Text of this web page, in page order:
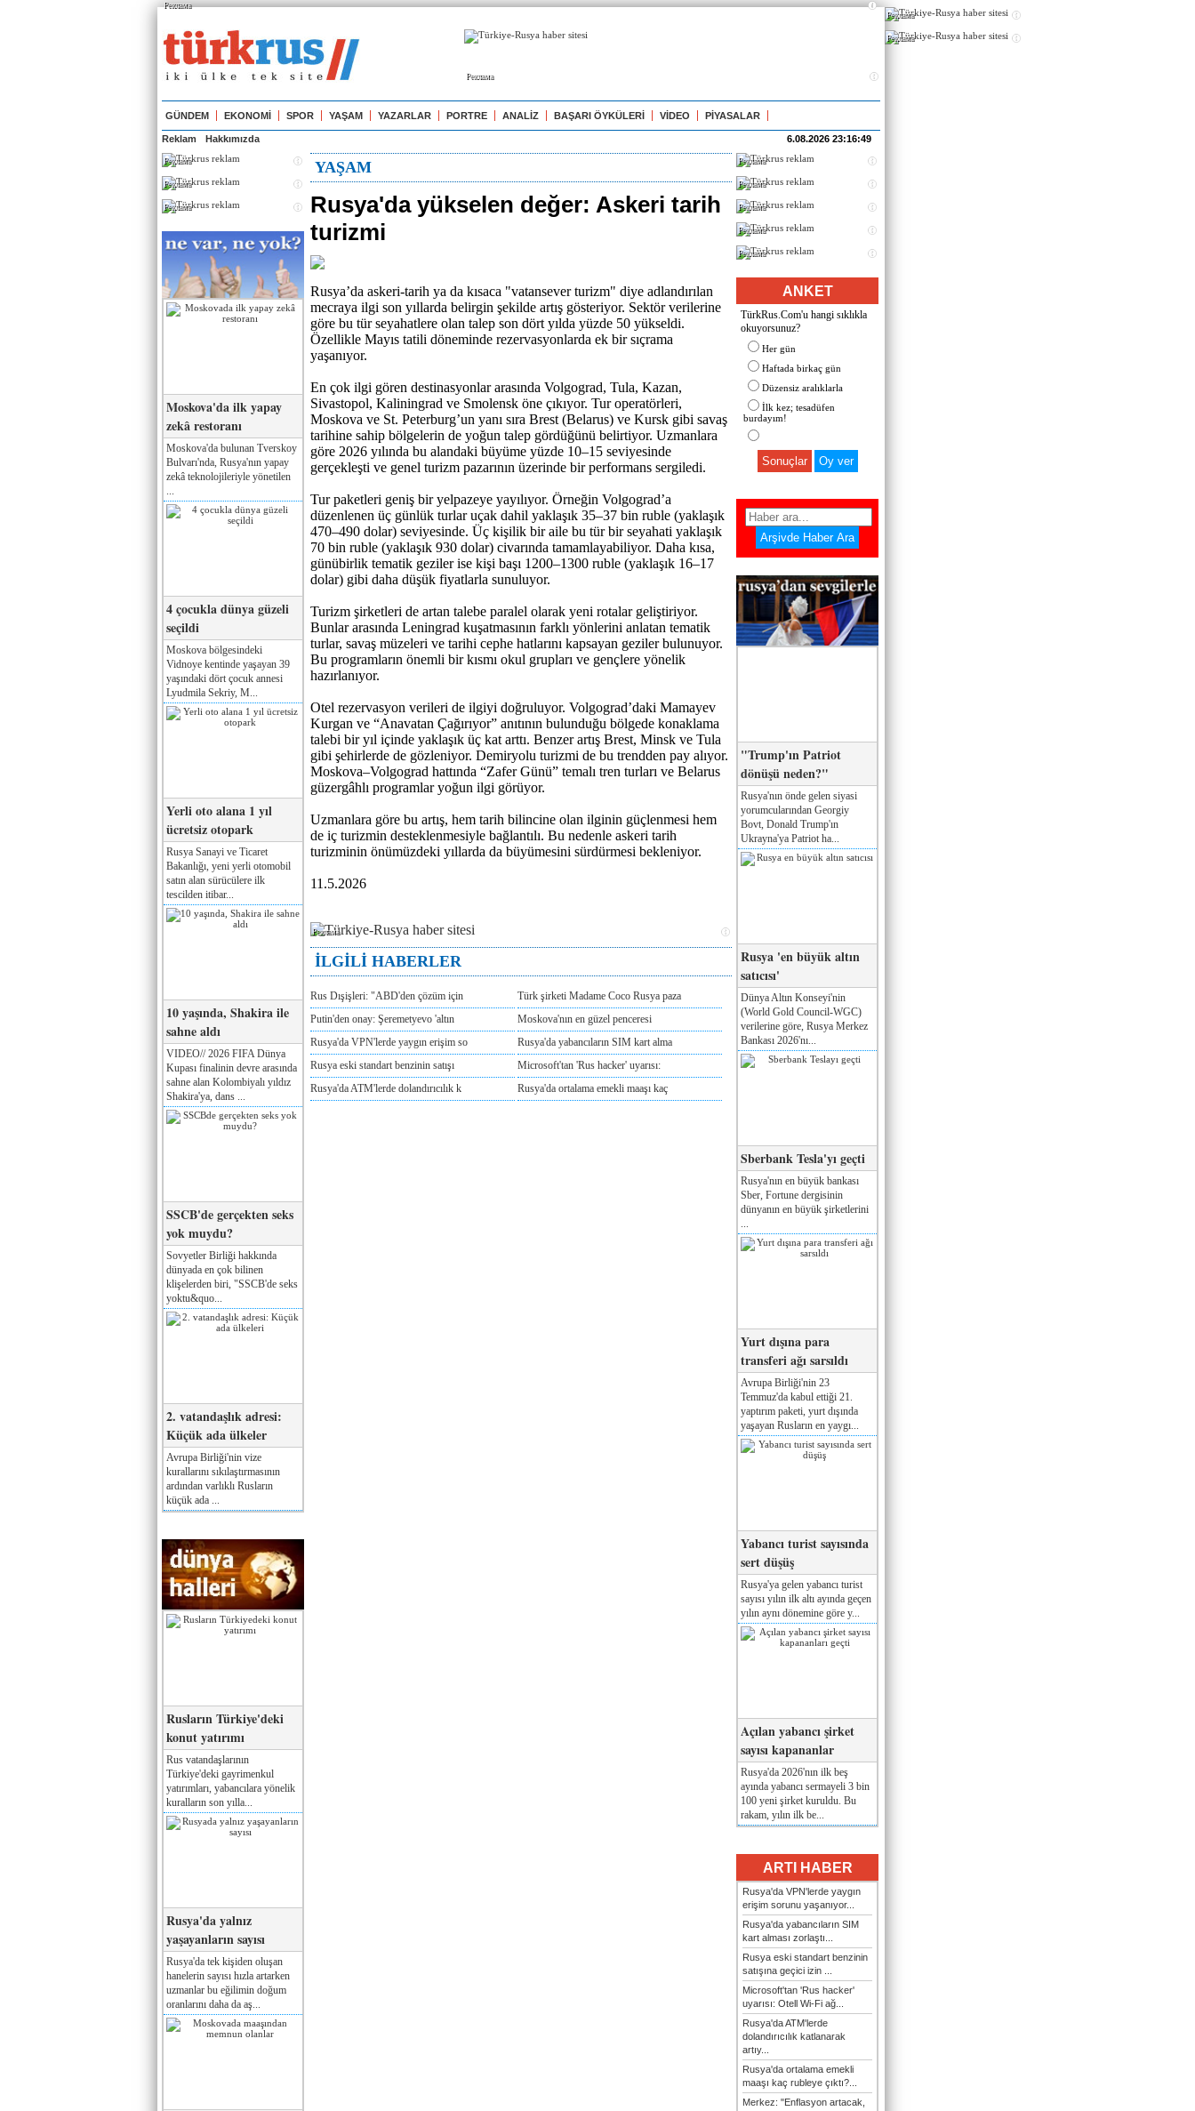
Реклама
Реклама
GÜNDEM EKONOMİ SPOR YAŞAM YAZARLAR PORTRE ANALİZ BAŞARI ÖYKÜLERİ VİDEO PİYASALAR
Reklam Hakkımızda 6.08.2026 23:16:49
Реклама
Реклама
Реклама
Moskova'da ilk yapay
zekâ restoranı
Moskova'da bulunan Tverskoy
Bulvarı'nda, Rusya'nın yapay
zekâ teknolojileriyle yönetilen
4 çocukla dünya güzeli
seçildi
Moskova bölgesindeki
Vidnoye kentinde yaşayan 39
yaşındaki dört çocuk annesi
Lyudmila Sekriy, M...
Yerli oto alana 1 yıl
ücretsiz otopark
Rusya Sanayi ve Ticaret
Bakanlığı, yeni yerli otomobil
satın alan sürücülere ilk
tescilden itibar...
10 yaşında, Shakira ile
sahne aldı
VIDEO// 2026 FIFA Dünya
Kupası finalinin devre arasında
sahne alan Kolombiyalı yıldız
Shakira'ya, dans ...
SSCB'de gerçekten seks
yok muydu?
Sovyetler Birliği hakkında
dünyada en çok bilinen
klişelerden biri, "SSCB'de seks
yoktu&quo...
2. vatandaşlık adresi:
Küçük ada ülkeler
Avrupa Birliği'nin vize
kurallarını sıkılaştırmasının
ardından varlıklı Rusların
küçük ada ...
Rusların Türkiye'deki
konut yatırımı
Rus vatandaşlarının
Türkiye'deki gayrimenkul
yatırımları, yabancılara yönelik
kuralların son yılla...
Rusya'da yalnız
yaşayanların sayısı
Rusya'da tek kişiden oluşan
hanelerin sayısı hızla artarken
uzmanlar bu eğilimin doğum
oranlarını daha da aş...
YAŞAM
Rusya'da yükselen değer: Askeri tarih
turizmi
Rusya’da askeri-tarih ya da kısaca "vatansever turizm" diye adlandırılan
mecraya ilgi son yıllarda belirgin şekilde artış gösteriyor. Sektör verilerine
göre bu tür seyahatlere olan talep son dört yılda yüzde 50 yükseldi.
Özellikle Mayıs tatili döneminde rezervasyonlarda ek bir sıçrama
yaşanıyor.
En çok ilgi gören destinasyonlar arasında Volgograd, Tula, Kazan,
Sivastopol, Kaliningrad ve Smolensk öne çıkıyor. Tur operatörleri,
Moskova ve St. Peterburg’un yanı sıra Brest (Belarus) ve Kursk gibi savaş
tarihine sahip bölgelerin de yoğun talep gördüğünü belirtiyor. Uzmanlara
göre 2026 yılında bu alandaki büyüme yüzde 10–15 seviyesinde
gerçekleşti ve genel turizm pazarının üzerinde bir performans sergiledi.
Tur paketleri geniş bir yelpazeye yayılıyor. Örneğin Volgograd’a
düzenlenen üç günlük turlar uçak dahil yaklaşık 35–37 bin ruble (yaklaşık
470–490 dolar) seviyesinde. Üç kişilik bir aile bu tür bir seyahati yaklaşık
70 bin ruble (yaklaşık 930 dolar) civarında tamamlayabiliyor. Daha kısa,
günübirlik tematik geziler ise kişi başı 1200–1300 ruble (yaklaşık 16–17
dolar) gibi daha düşük fiyatlarla sunuluyor.
Turizm şirketleri de artan talebe paralel olarak yeni rotalar geliştiriyor.
Bunlar arasında Leningrad kuşatmasının farklı yönlerini anlatan tematik
turlar, savaş müzeleri ve tarihi cephe hatlarını kapsayan geziler bulunuyor.
Bu programların önemli bir kısmı okul grupları ve gençlere yönelik
hazırlanıyor.
Otel rezervasyon verileri de ilgiyi doğruluyor. Volgograd’daki Mamayev
Kurgan ve “Anavatan Çağırıyor” anıtının bulunduğu bölgede konaklama
talebi bir yıl içinde yaklaşık üç kat arttı. Benzer artış Brest, Minsk ve Tula
gibi şehirlerde de gözleniyor. Demiryolu turizmi de bu trendden pay alıyor.
Moskova–Volgograd hattında “Zafer Günü” temalı tren turları ve Belarus
güzergâhlı programlar yoğun ilgi görüyor.
Uzmanlara göre bu artış, hem tarih bilincine olan ilginin güçlenmesi hem
de iç turizmin desteklenmesiyle bağlantılı. Bu nedenle askeri tarih
turizminin önümüzdeki yıllarda da büyümesini sürdürmesi bekleniyor.
11.5.2026
Реклама
İLGİLİ HABERLER
Rus Dışişleri: "ABD'den çözüm için
Türk şirketi Madame Coco Rusya paza
Putin'den onay: Şeremetyevo 'altın
Moskova'nın en güzel penceresi
Rusya'da VPN'lerde yaygın erişim so
Rusya'da yabancıların SIM kart alma
Rusya eski standart benzinin satışı
Microsoft'tan 'Rus hacker' uyarısı:
Rusya'da ATM'lerde dolandırıcılık k
Rusya'da ortalama emekli maaşı kaç
Реклама
Реклама
Реклама
Реклама
Реклама
ANKET
TürkRus.Com'u hangi sıklıkla
okuyorsunuz?
Her gün
Haftada birkaç gün
Düzensiz aralıklarla
İlk kez; tesadüfen
burdayım!
Sonuçlar
"Trump'ın Patriot
dönüşü neden?"
Rusya'nın önde gelen siyasi
yorumcularından Georgiy
Bovt, Donald Trump'ın
Ukrayna'ya Patriot ha...
Rusya 'en büyük altın
satıcısı'
Dünya Altın Konseyi'nin
(World Gold Council-WGC)
verilerine göre, Rusya Merkez
Bankası 2026'nı...
Sberbank Tesla'yı geçti
Rusya'nın en büyük bankası
Sber, Fortune dergisinin
dünyanın en büyük şirketlerini
...
Yurt dışına para
transferi ağı sarsıldı
Avrupa Birliği'nin 23
Temmuz'da kabul ettiği 21.
yaptırım paketi, yurt dışında
yaşayan Rusların en yaygı...
Yabancı turist sayısında
sert düşüş
Rusya'ya gelen yabancı turist
sayısı yılın ilk altı ayında geçen
yılın aynı dönemine göre y...
Açılan yabancı şirket
sayısı kapananlar
Rusya'da 2026'nın ilk beş
ayında yabancı sermayeli 3 bin
100 yeni şirket kuruldu. Bu
rakam, yılın ilk be...
ARTI HABER
Rusya'da VPN'lerde yaygın
erişim sorunu yaşanıyor...
Rusya'da yabancıların SIM
kart alması zorlaştı...
Rusya eski standart benzinin
satışına geçici izin ...
Microsoft'tan 'Rus hacker'
uyarısı: Otell Wi-Fi ağ...
Rusya'da ATM'lerde
dolandırıcılık katlanarak
artıy...
Rusya'da ortalama emekli
maaşı kaç rubleye çıktı?...
Merkez: "Enflasyon artacak,
Реклама
Реклама